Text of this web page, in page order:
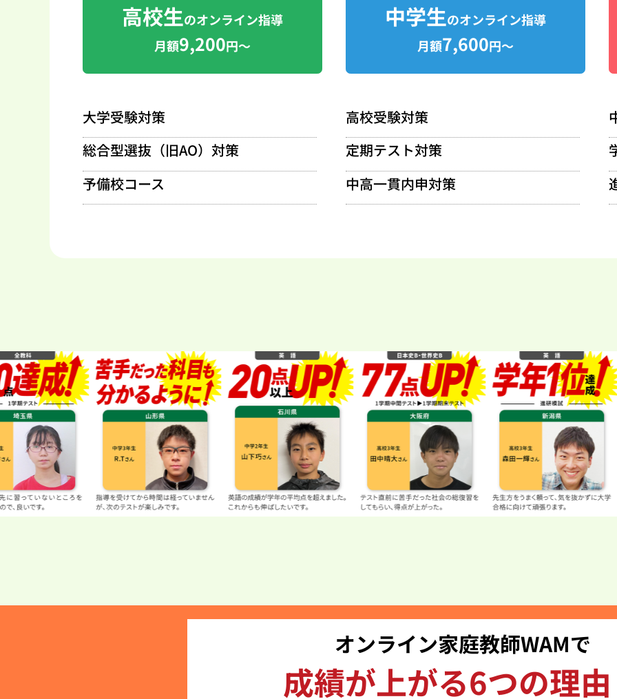
高校生のオンライン指導
月額9,200円～
大学受験対策
総合型選抜（旧AO） 対策
予備校コース
中学生のオンライン指導
月額7,600円～
高校受験対策
定期テスト対策
中高一貫内申対策
オンライン家庭教師WAMで
成績が上がる6つの理